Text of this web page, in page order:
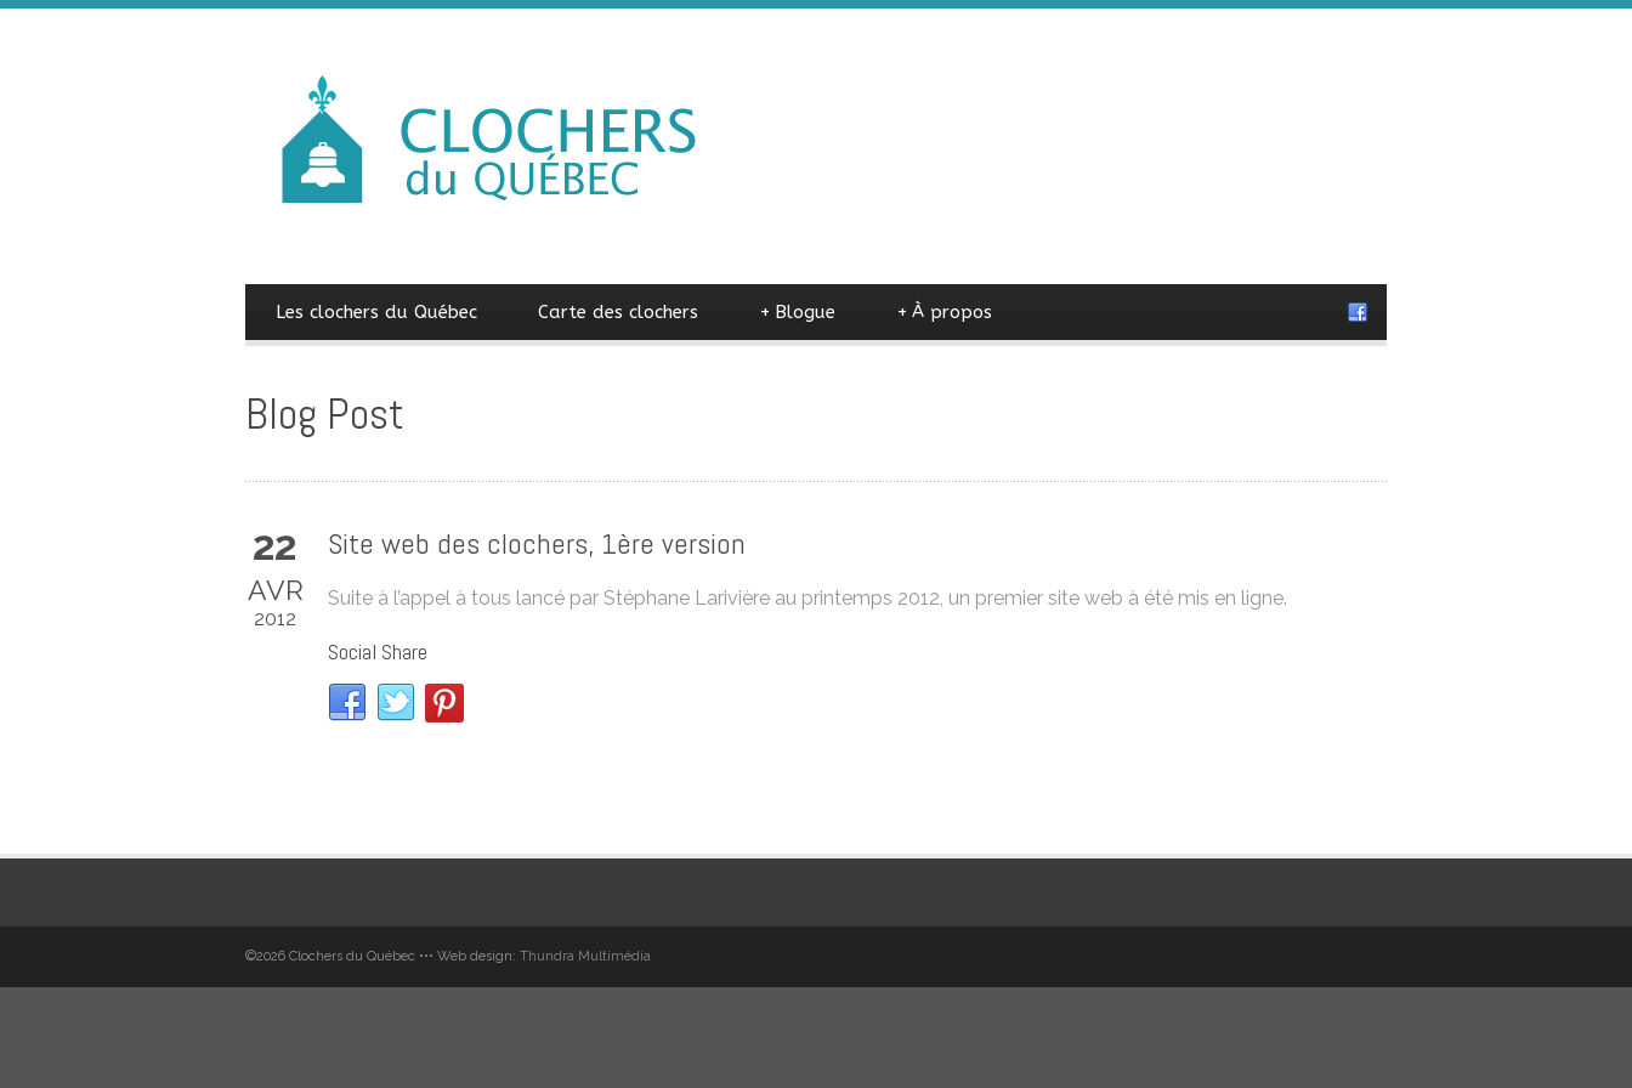
Les clochers du Québec Carte des clochers Blogue
+ À propos
+
Blog Post
22
AVR
2012
Site web des clochers, 1ère version
Suite à l’appel à tous lancé par Stéphane Larivière au printemps 2012, un premier site web à été mis en ligne.
Social Share
©2026 Clochers du Québec ••• Web design: Thundra Multimédia